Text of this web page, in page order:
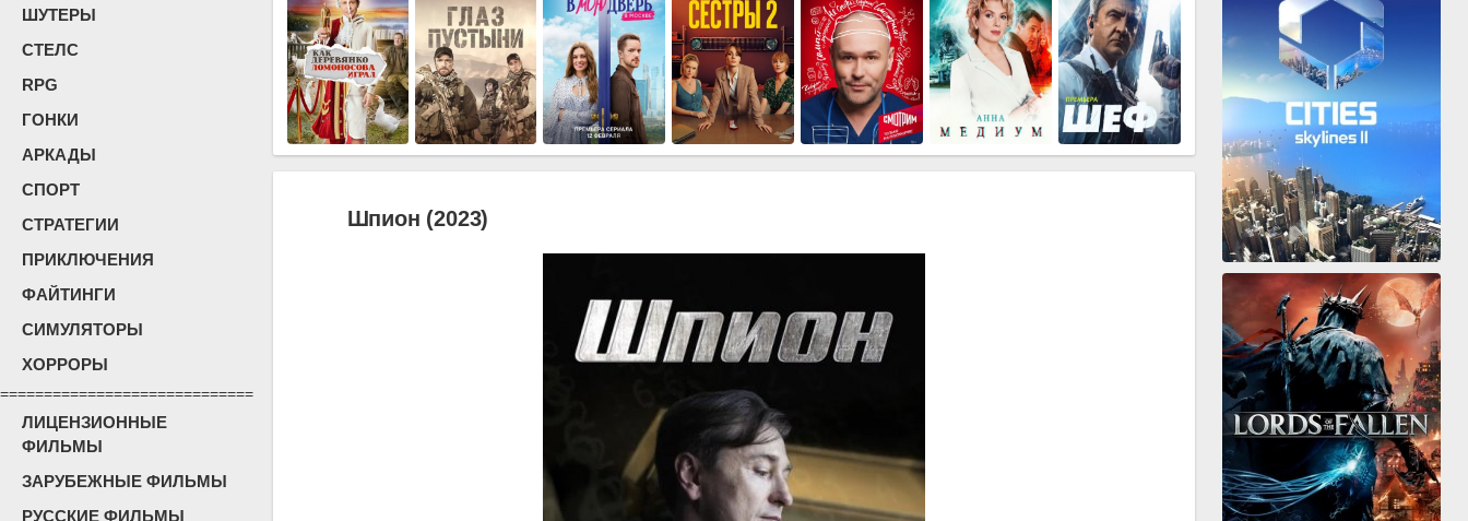
ШУТЕРЫ
СТЕЛС
RPG
ГОНКИ
АРКАДЫ
СПОРТ
СТРАТЕГИИ
ПРИКЛЮЧЕНИЯ
ФАЙТИНГИ
СИМУЛЯТОРЫ
ХОРРОРЫ
=============================
ЛИЦЕНЗИОННЫЕ
ФИЛЬМЫ
ЗАРУБЕЖНЫЕ ФИЛЬМЫ
РУССКИЕ ФИЛЬМЫ
Шпион (2023)